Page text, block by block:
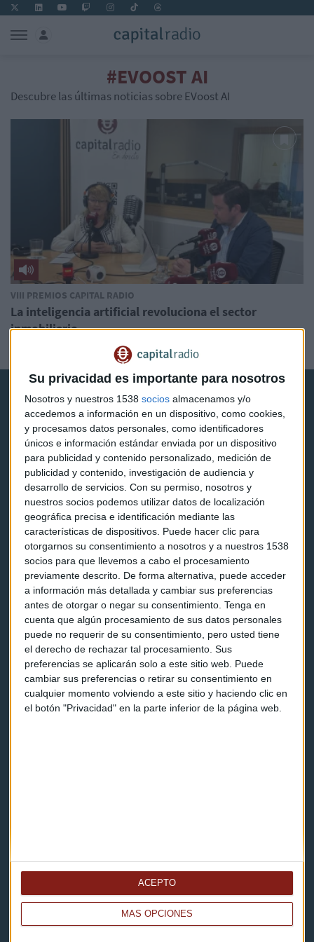
Su privacidad es importante para nosotros
Nosotros y nuestros 1538 socios almacenamos y/o
accedemos a información en un dispositivo, como cookies,
y procesamos datos personales, como identificadores
únicos e información estándar enviada por un dispositivo
para publicidad y contenido personalizado, medición de
publicidad y contenido, investigación de audiencia y
desarrollo de servicios. Con su permiso, nosotros y
nuestros socios podemos utilizar datos de localización
geográfica precisa e identificación mediante las
características de dispositivos. Puede hacer clic para
otorgarnos su consentimiento a nosotros y a nuestros 1538
socios para que llevemos a cabo el procesamiento
previamente descrito. De forma alternativa, puede acceder
a información más detallada y cambiar sus preferencias
antes de otorgar o negar su consentimiento. Tenga en
cuenta que algún procesamiento de sus datos personales
puede no requerir de su consentimiento, pero usted tiene
el derecho de rechazar tal procesamiento. Sus
preferencias se aplicarán solo a este sitio web. Puede
cambiar sus preferencias o retirar su consentimiento en
cualquier momento volviendo a este sitio y haciendo clic en
el botón "Privacidad" en la parte inferior de la página web.
MÁS OPCIONES
ACEPTO
#EVOOST AI
Descubre las últimas noticias sobre EVoost AI
VIII PREMIOS CAPITAL RADIO
La inteligencia artificial revoluciona el sector
inmobiliario
Capital Radio
Noticias
Eventos
Consultorios
Programas y podcasts
Contacto & Legal
Contacto
Cómo escucharnos
Política de privacidad